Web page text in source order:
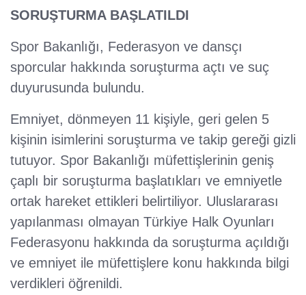
SORUŞTURMA BAŞLATILDI
Spor Bakanlığı, Federasyon ve dansçı
sporcular hakkında soruşturma açtı ve suç
duyurusunda bulundu.
Emniyet, dönmeyen 11 kişiyle, geri gelen 5
kişinin isimlerini soruşturma ve takip gereği gizli
tutuyor. Spor Bakanlığı müfettişlerinin geniş
çaplı bir soruşturma başlatıkları ve emniyetle
ortak hareket ettikleri belirtiliyor. Uluslararası
yapılanması olmayan Türkiye Halk Oyunları
Federasyonu hakkında da soruşturma açıldığı
ve emniyet ile müfettişlere konu hakkında bilgi
verdikleri öğrenildi.